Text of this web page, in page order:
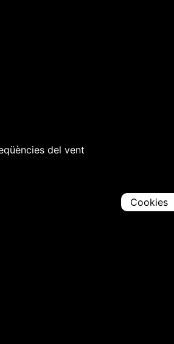
del vent
Cookies